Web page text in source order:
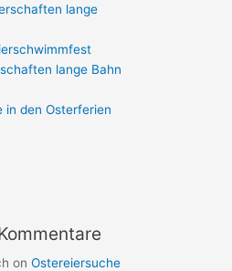
lange
lange Bahn
in den Osterferien
onOstereiersuche